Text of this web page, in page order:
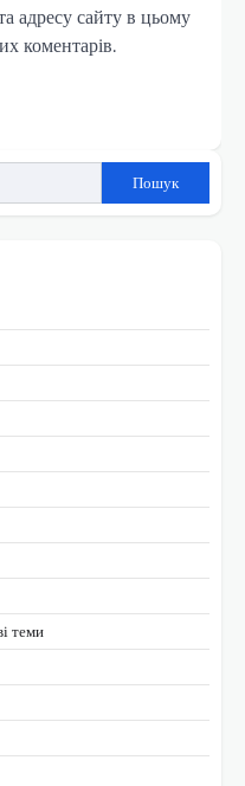
адресу сайту в цьому
коментарів.
Пошук
теми